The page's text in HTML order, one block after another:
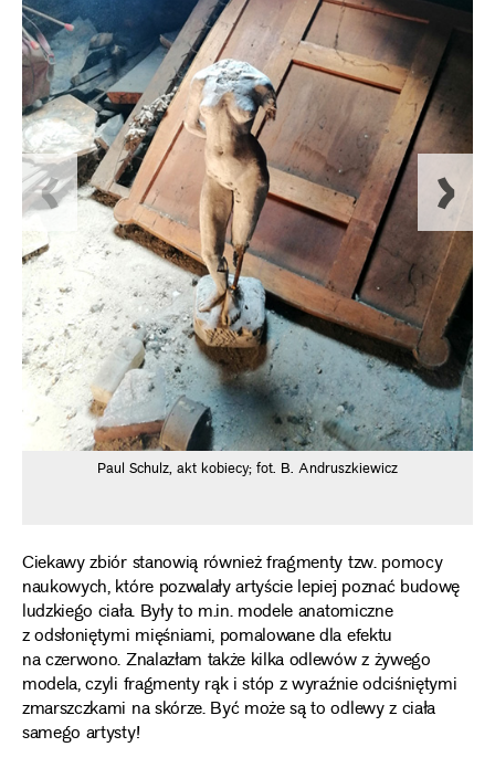
Paul Schulz, akt kobiecy; fot. B. Andruszkiewicz
Ciekawy zbiór stanowią również fragmenty tzw. pomocy
naukowych, które pozwalały artyście lepiej poznać budowę
ludzkiego ciała. Były to m.in. modele anatomiczne
z odsłoniętymi mięśniami, pomalowane dla efektu
na czerwono. Znalazłam także kilka odlewów z żywego
modela, czyli fragmenty rąk i stóp z wyraźnie odciśniętymi
zmarszczkami na skórze. Być może są to odlewy z ciała
samego artysty!